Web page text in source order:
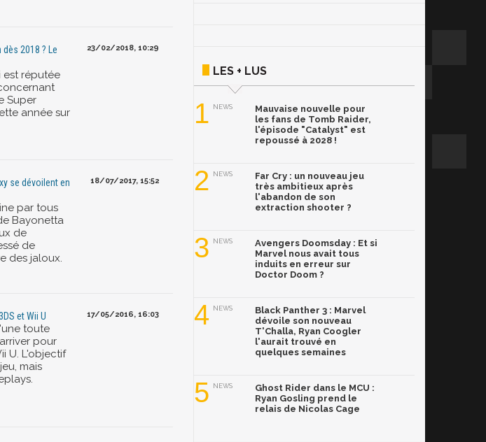
2018 ? Le
est réputée
Super
année sur
23/02/2018, 10:29
se dévoilent en
par tous
Bayonetta
de
de
des jaloux.
18/07/2017, 15:52
et Wii U
toute
pour
U. L'objectif
mais
17/05/2016, 16:03
LES + LUS
1 NEWS
Mauvaise nouvelle pour
les fans de Tomb Raider,
l'épisode "Catalyst" est
repoussé à 2028 !
2 NEWS
Far Cry : un nouveau jeu
très ambitieux après
l'abandon de son
extraction shooter ?
3 NEWS
Avengers Doomsday : Et si
Marvel nous avait tous
induits en erreur sur
Doctor Doom ?
4 NEWS
Black Panther 3 : Marvel
dévoile son nouveau
T'Challa, Ryan Coogler
l'aurait trouvé en
quelques semaines
5 NEWS
Ghost Rider dans le MCU :
Ryan Gosling prend le
relais de Nicolas Cage